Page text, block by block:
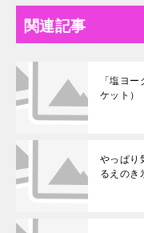
関連記事
「塩ヨ
ケット）
やっぱり
るえのき